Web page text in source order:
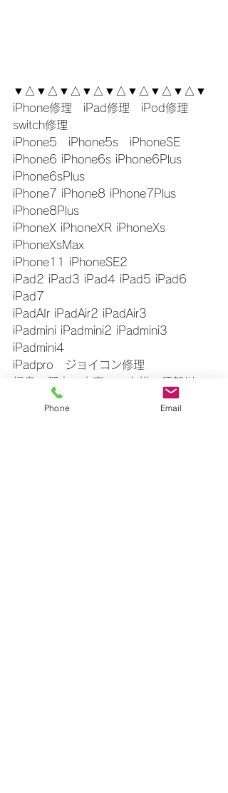
▼△▼△▼△▼△▼△▼△▼△▼△▼
iPhone修理　iPad修理　iPod修理
switch修理
iPhone5　iPhone5s　iPhoneSE
iPhone6 iPhone6s iPhone6Plus
iPhone6sPlus
iPhone7 iPhone8 iPhone7Plus
iPhone8Plus
iPhoneX iPhoneXR iPhoneXs
iPhoneXsMax
iPhone11 iPhoneSE2
iPad2 iPad3 iPad4 iPad5 iPad6
iPad7
iPadAIr iPadAir2 iPadAir3
iPadmini iPadmini2 iPadmini3
iPadmini4
iPadpro　ジョイコン修理
福島　郡山　本宮　二本松　須賀川
即日修理　その日の内に修理できます
Phone Email